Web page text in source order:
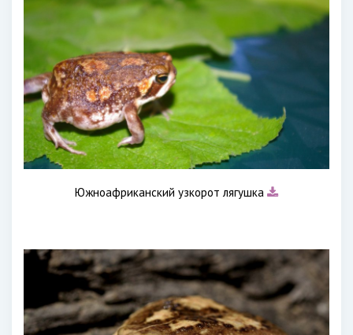
Южноафриканский узкорот лягушка